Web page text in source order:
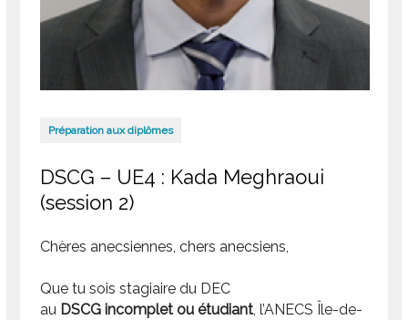
Préparation aux diplômes
DSCG – UE4 : Kada Meghraoui
(session 2)
Chères anecsiennes, chers anecsiens,
Que tu sois stagiaire du DEC
au DSCG incomplet ou étudiant , l’ANECS Île-de-